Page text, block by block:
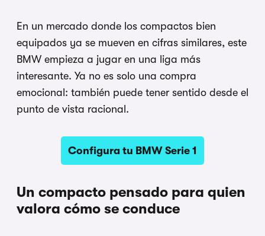
En un mercado donde los compactos bien
equipados ya se mueven en cifras similares, este
BMW empieza a jugar en una liga más
interesante. Ya no es solo una compra
emocional: también puede tener sentido desde el
punto de vista racional.
Configura tu BMW Serie 1
Un compacto pensado para quien
valora cómo se conduce